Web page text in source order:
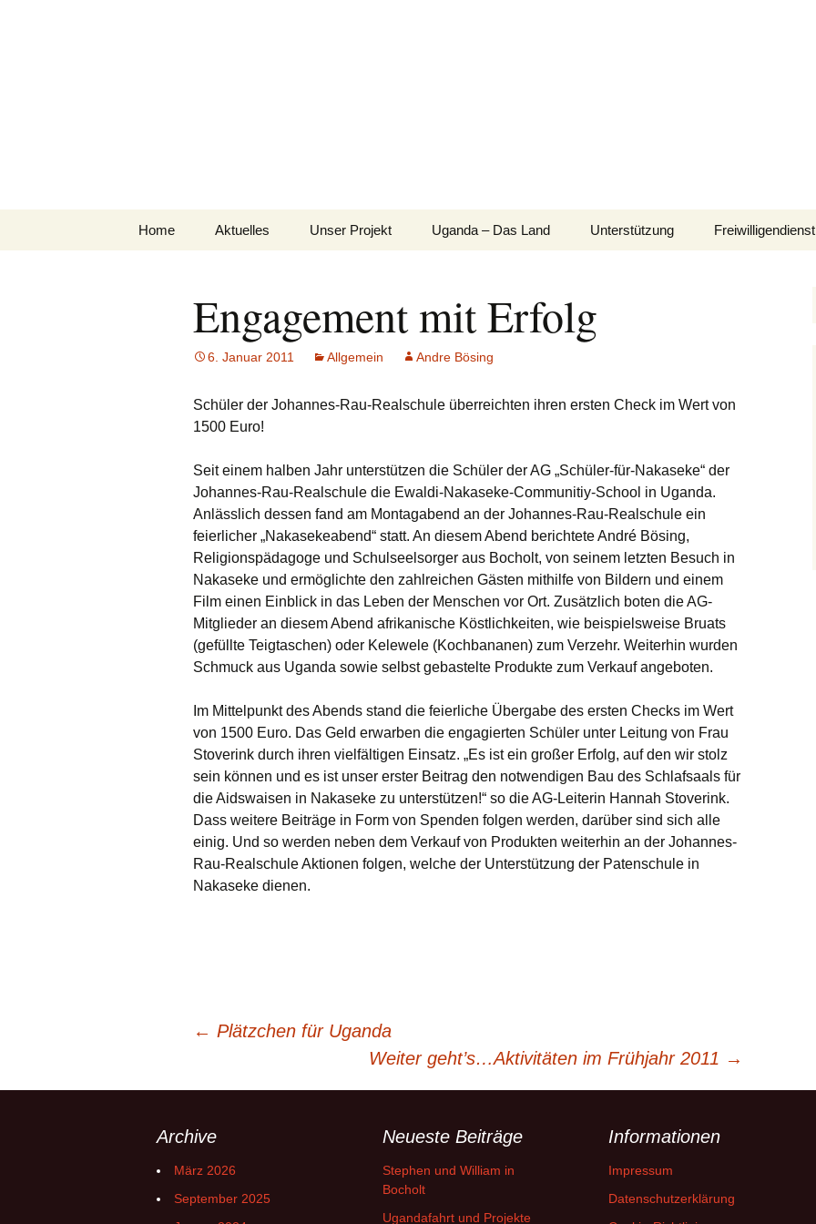
Home Aktuelles Unser Projekt
Meilensteine
Wer sind wir?
Uganda – Das Land
Schulsystem
Unterstützung
Spenden
Freiwilligendienst
Engagement mit Erfolg
6. Januar 2011 Allgemein Andre Bösing
Schüler der Johannes-Rau-Realschule überreichten ihren ersten Check im Wert von
1500 Euro!
Seit einem halben Jahr unterstützen die Schüler der AG „Schüler-für-Nakaseke“ der
Johannes-Rau-Realschule die Ewaldi-Nakaseke-Communitiy-School in Uganda.
Anlässlich dessen fand am Montagabend an der Johannes-Rau-Realschule ein
feierlicher „Nakasekeabend“ statt. An diesem Abend berichtete André Bösing,
Religionspädagoge und Schulseelsorger aus Bocholt, von seinem letzten Besuch in
Nakaseke und ermöglichte den zahlreichen Gästen mithilfe von Bildern und einem
Film einen Einblick in das Leben der Menschen vor Ort. Zusätzlich boten die AG-
Mitglieder an diesem Abend afrikanische Köstlichkeiten, wie beispielsweise Bruats
(gefüllte Teigtaschen) oder Kelewele (Kochbananen) zum Verzehr. Weiterhin wurden
Schmuck aus Uganda sowie selbst gebastelte Produkte zum Verkauf angeboten.
Im Mittelpunkt des Abends stand die feierliche Übergabe des ersten Checks im Wert
von 1500 Euro. Das Geld erwarben die engagierten Schüler unter Leitung von Frau
Stoverink durch ihren vielfältigen Einsatz. „Es ist ein großer Erfolg, auf den wir stolz
sein können und es ist unser erster Beitrag den notwendigen Bau des Schlafsaals für
die Aidswaisen in Nakaseke zu unterstützen!“ so die AG-Leiterin Hannah Stoverink.
Dass weitere Beiträge in Form von Spenden folgen werden, darüber sind sich alle
einig. Und so werden neben dem Verkauf von Produkten weiterhin an der Johannes-
Rau-Realschule Aktionen folgen, welche der Unterstützung der Patenschule in
Nakaseke dienen.
Navigation
← Plätzchen für Uganda
Weiter geht’s…Aktivitäten im Frühjahr 2011 →
Archive
März 2026
September 2025
Neueste Beiträge
Stephen und William in
Bocholt
Ugandafahrt und Projekte
Informationen
Impressum
Datenschutzerklärung